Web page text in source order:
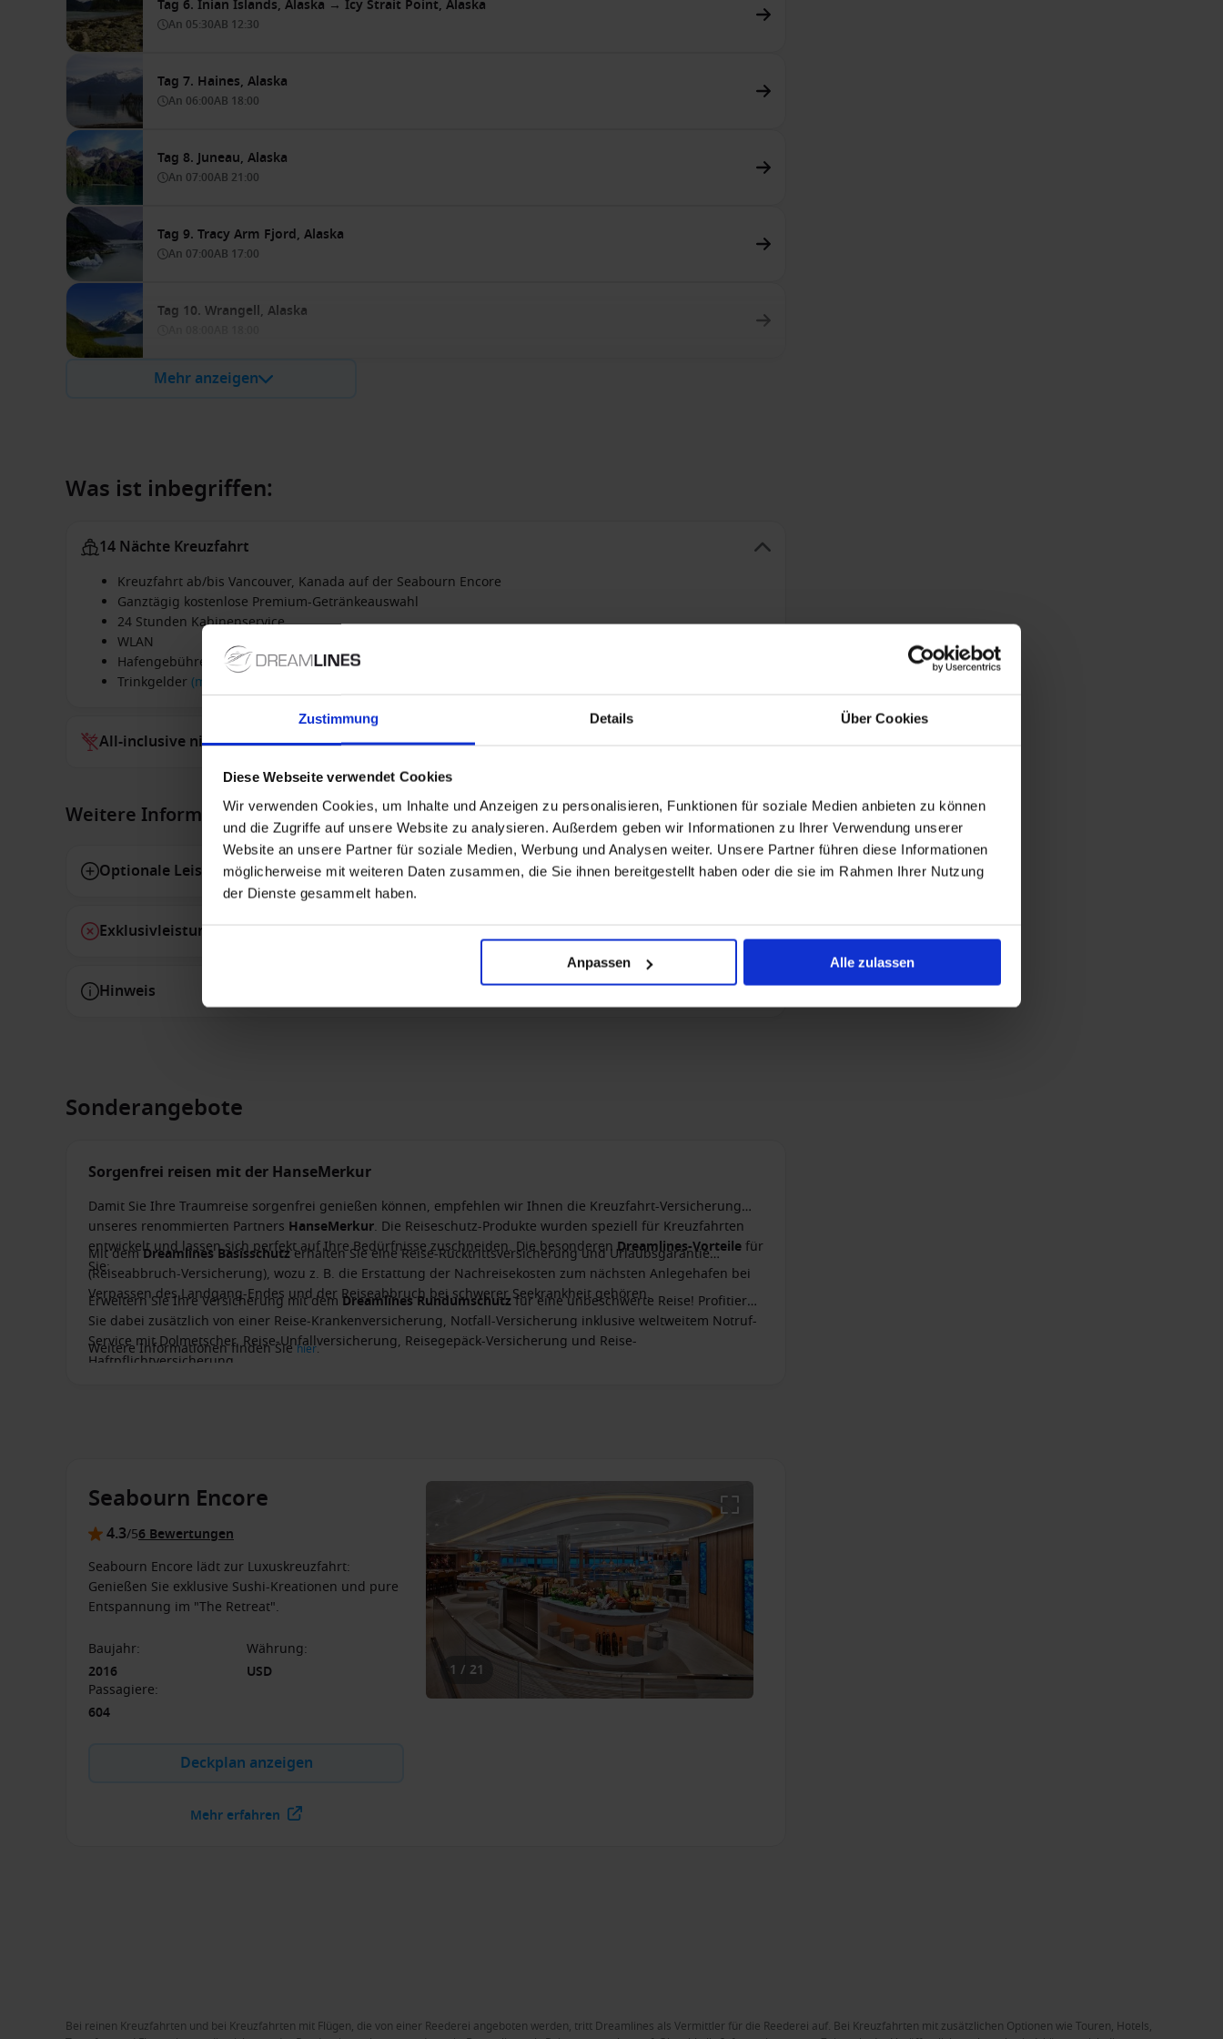
Zustimmung Details Über Cookies
Diese Webseite verwendet Cookies
Wir verwenden Cookies, um Inhalte und Anzeigen zu personalisieren, Funktionen für soziale Medien anbieten zu können
und die Zugriffe auf unsere Website zu analysieren. Außerdem geben wir Informationen zu Ihrer Verwendung unserer
Website an unsere Partner für soziale Medien, Werbung und Analysen weiter. Unsere Partner führen diese Informationen
möglicherweise mit weiteren Daten zusammen, die Sie ihnen bereitgestellt haben oder die sie im Rahmen Ihrer Nutzung
der Dienste gesammelt haben.
Anpassen Alle zulassen
Tag 6. Inian Islands, Alaska → Icy Strait Point, Alaska
An 05:30AB 12:30
Tag 7. Haines, Alaska
An 06:00AB 18:00
Tag 8. Juneau, Alaska
An 07:00AB 21:00
Tag 9. Tracy Arm Fjord, Alaska
An 07:00AB 17:00
Tag 10. Wrangell, Alaska
Mehr anzeigen
Was ist inbegriffen:
14 Nächte Kreuzfahrt
Kreuzfahrt ab/bis Vancouver, Kanada auf der Seabourn Encore
Ganztägig kostenlose Premium-Getränkeauswahl
24 Stunden Kabinenservice
WLAN
Hafengebühren
Trinkgelder(mehr Details)
All-inclusive nicht inbegriffen + All-inclusive hinzufügen
Weitere Informationen
Optionale Leistungen
Exklusivleistungen
Hinweis
Sonderangebote
Sorgenfrei reisen mit der HanseMerkur
Damit Sie Ihre Traumreise sorgenfrei genießen können, empfehlen wir Ihnen die Kreuzfahrt-Versicherung
unseres renommierten Partners HanseMerkur. Die Reiseschutz-Produkte wurden speziell für Kreuzfahrten
entwickelt und lassen sich perfekt auf Ihre Bedürfnisse zuschneiden. Die besonderen Dreamlines-Vorteilefür
Sie:
Mit demDreamlines Basisschutzerhalten Sie eine Reise-Rücktrittsversicherung und Urlaubsgarantie
(Reiseabbruch-Versicherung), wozu z. B. die Erstattung der Nachreisekosten zum nächsten Anlegehafen bei
Verpassen des Landgang-Endes und der Reiseabbruch bei schwerer Seekrankheit gehören.
Erweitern Sie Ihre Versicherung mit dem Dreamlines Rundumschutzfür eine unbeschwerte Reise! Profitieren
Sie dabei zusätzlich von einer Reise-Krankenversicherung, Notfall-Versicherung inklusive weltweitem Notruf-
Service mit Dolmetscher, Reise-Unfallversicherung, Reisegepäck-Versicherung und Reise-
Haftpflichtversicherung.
Weitere Informationen finden Siehier.
1 / 21
Seabourn Encore
4.3/56 Bewertungen
Seabourn Encore lädt zur Luxuskreuzfahrt:
Genießen Sie exklusive Sushi-Kreationen und pure
Entspannung im "The Retreat".
Baujahr:
2016
Währung:
USD
Passagiere:
604
Deckplan anzeigen
Mehr erfahren
Bei reinen Kreuzfahrten und bei Kreuzfahrten mit Flügen, die von einer Reederei angeboten werden, tritt Dreamlines als Vermittler für die Reederei auf. Bei Kreuzfahrten mit zusätzlichen Optionen wie Touren, Hotels,